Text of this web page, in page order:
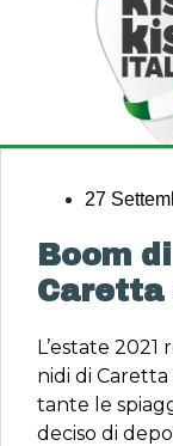
27
Boom
L’estate
nidi di
tante le
deciso di